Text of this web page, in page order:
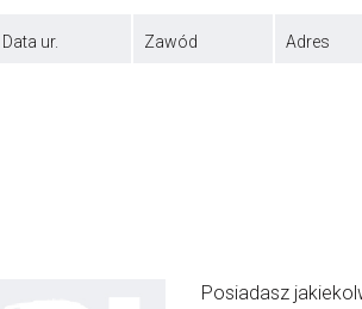
Data ur. Zawód Adres
Posiadasz